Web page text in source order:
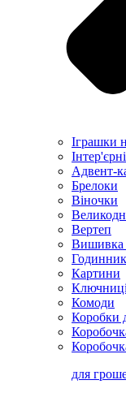
Іграшки
Адвент-
Брелоки
Віночки
Вертеп
Вишивка
Картини
Ключниці
Комоди
Коробки
для